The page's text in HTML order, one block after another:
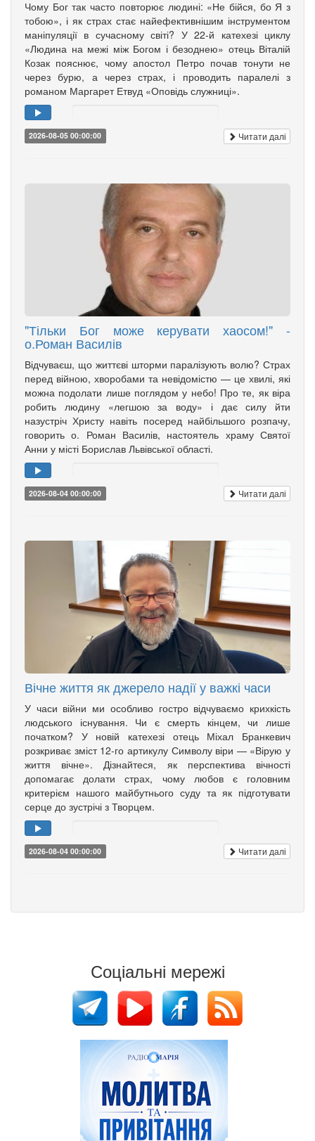
Чому Бог так часто повторює людині: «Не бійся, бо Я з
тобою», і як страх стає найефективнішим інструментом
маніпуляції в сучасному світі? У 22-й катехезі циклу
«Людина на межі між Богом і безоднею» отець Віталій
Козак пояснює, чому апостол Петро почав тонути не
через бурю, а через страх, і проводить паралелі з
романом Маргарет Етвуд «Оповідь служниці».
2026-08-05 00:00:00 Читати далі
"Тільки Бог може керувати хаосом!" -
о.Роман Василів
Відчуваєш, що життєві шторми паралізують волю? Страх
перед війною, хворобами та невідомістю — це хвилі, які
можна подолати лише поглядом у небо! Про те, як віра
робить людину «легшою за воду» і дає силу йти
назустріч Христу навіть посеред найбільшого розпачу,
говорить о. Роман Василів, настоятель храму Святої
Анни у місті Борислав Львівської області.
2026-08-04 00:00:00 Читати далі
Вічне життя як джерело надії у важкі часи
У часи війни ми особливо гостро відчуваємо крихкість
людського існування. Чи є смерть кінцем, чи лише
початком? У новій катехезі отець Міхал Бранкевич
розкриває зміст 12-го артикулу Символу віри — «Вірую у
життя вічне». Дізнайтеся, як перспектива вічності
допомагає долати страх, чому любов є головним
критерієм нашого майбутнього суду та як підготувати
серце до зустрічі з Творцем.
2026-08-04 00:00:00 Читати далі
Соціальні мережі